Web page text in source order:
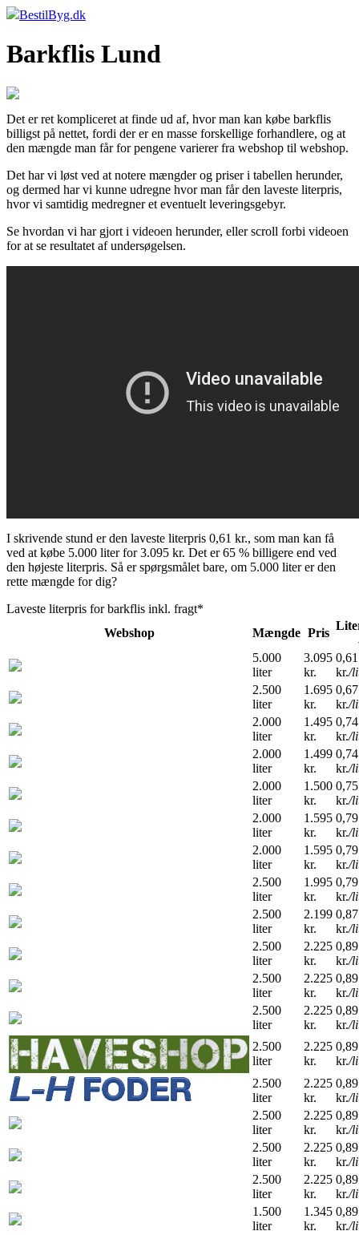
BestilByg.dk
Barkflis Lund
Det er ret kompliceret at finde ud af, hvor man kan købe barkflis
billigst på nettet, fordi der er en masse forskellige forhandlere, og at
den mængde man får for pengene varierer fra webshop til webshop.
Det har vi løst ved at notere mængder og priser i tabellen herunder,
og dermed har vi kunne udregne hvor man får den laveste literpris,
hvor vi samtidig medregner et eventuelt leveringsgebyr.
Se hvordan vi har gjort i videoen herunder, eller scroll forbi videoen
for at se resultatet af undersøgelsen.
I skrivende stund er den laveste literpris 0,61 kr., som man kan få
ved at købe 5.000 liter for 3.095 kr. Det er 65 % billigere end ved
den højeste literpris. Så er spørgsmålet bare, om 5.000 liter er den
rette mængde for dig?
Laveste literpris for barkflis inkl. fragt*
Webshop
Mængde Pris
5.000
liter
3.095
kr.
0,61
kr./
2.500
liter
1.695
kr.
0,67
kr./
2.000
liter
1.495
kr.
0,74
kr./
2.000
liter
1.499
kr.
0,74
kr./
2.000
liter
1.500
kr.
0,75
kr./
2.000
liter
1.595
kr.
0,79
kr./
2.000
liter
1.595
kr.
0,79
kr./
2.500
liter
1.995
kr.
0,79
kr./
2.500
liter
2.199
kr.
0,87
kr./
2.500
liter
2.225
kr.
0,89
kr./
2.500
liter
2.225
kr.
0,89
kr./
2.500
liter
2.225
kr.
0,89
kr./
2.500
liter
2.225
kr.
0,89
kr./
2.500
liter
2.225
kr.
0,89
kr./
2.500
liter
2.225
kr.
0,89
kr./
2.500
liter
2.225
kr.
0,89
kr./
2.500
liter
2.225
kr.
0,89
kr./
1.500
liter
1.345
kr.
0,89
kr./